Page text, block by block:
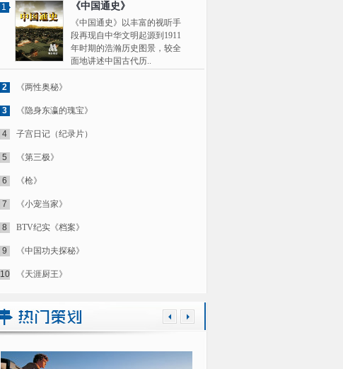
1 《中国通史》
《中国通史》以丰富的视听手
段再现自中华文明起源到1911
年时期的浩瀚历史图景，较全
面地讲述中国古代历..
2 《两性奥秘》
3 《隐身东瀛的瑰宝》
4 子宫日记（纪录片）
5 《第三极》
6 《枪》
7 《小宠当家》
8 BTV纪实《档案》
9 《中国功夫探秘》
10 《天涯厨王》